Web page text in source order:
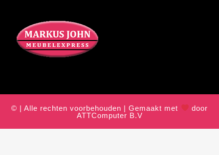
© | Alle rechten voorbehouden | Gemaakt met
door
ATTComputer B.V